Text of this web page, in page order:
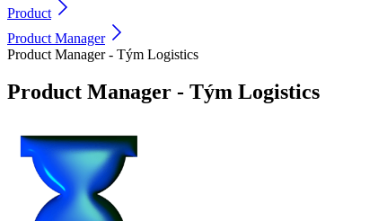
Product
Product Manager
Product Manager - Tým Logistics
Product Manager - Tým Logistics